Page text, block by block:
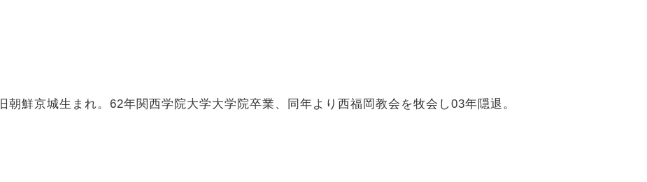
鮮京城生まれ。62年関西学院大学大学院卒業、同年より西福岡教会を牧会し03年隠退。